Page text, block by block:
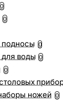
0
0
0
воды 0
0
ножей 0